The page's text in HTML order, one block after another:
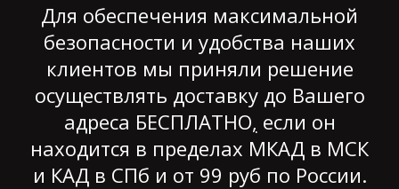
Для обеспечения максимальной
безопасности и удобства наших
клиентов мы приняли решение
осуществлять доставку до Вашего
адреса БЕСПЛАТНО, если он
находится в пределах МКАД в МСК
и КАД в СПб и от 99 руб по России.